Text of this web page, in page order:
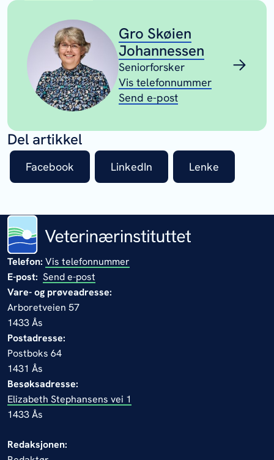
Gro Skøien
Johannessen
Seniorforsker
Vis telefonnummer
Send e-post
Del artikkel
Facebook LinkedIn Lenke
Telefon: Vis telefonnummer
E-post: Send e-post
Vare- og prøveadresse:
Arboretveien 57
1433 Ås
Postadresse:
Postboks 64
1431 Ås
Besøksadresse:
Elizabeth Stephansens vei 1
1433 Ås
Redaksjonen: